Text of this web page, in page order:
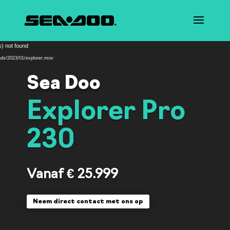
Videospeler
not found
2023/01/explorer.mov
Sea Doo
Explorer Pro
230
Vanaf € 25.999
Neem direct contact met ons op